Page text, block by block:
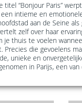
titel “Bonjour Paris”
intieme en
aan de Seine
zelf over haar
je thuis te voelen
Precies die gevoelens
unieke en
in Parijs, een
wereld, en in het
boetiekhotel vlakbij
en verfijnde
toetsen ter ere van